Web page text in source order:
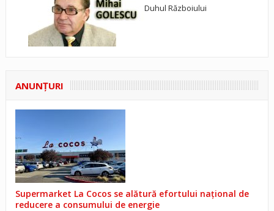
Duhul Războiului
ANUNŢURI
Supermarket La Cocos se alătură efortului național de
reducere a consumului de energie